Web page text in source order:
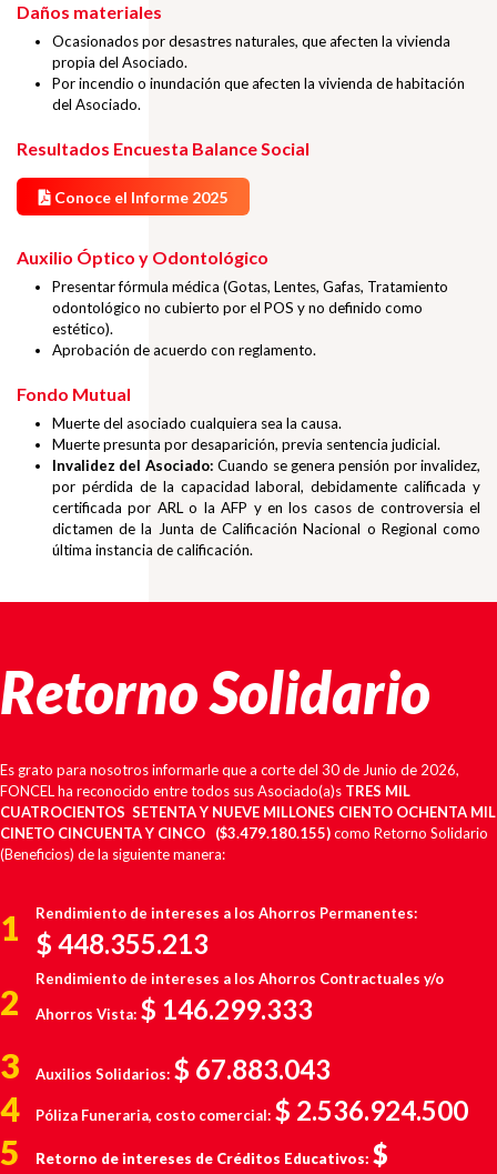
Daños materiales
Ocasionados por desastres naturales, que afecten la vivienda
propia del Asociado.
Por incendio o inundación que afecten la vivienda de habitación
del Asociado.
Resultados Encuesta Balance Social
Conoce el Informe 2025
Auxilio Óptico y Odontológico
Presentar fórmula médica (Gotas, Lentes, Gafas, Tratamiento
odontológico no cubierto por el POS y no definido como
estético).
Aprobación de acuerdo con reglamento.
Fondo Mutual
Muerte del asociado cualquiera sea la causa.
Muerte presunta por desaparición, previa sentencia judicial.
Invalidez del Asociado:Cuando se genera pensión por invalidez,
por pérdida de la capacidad laboral, debidamente calificada y
certificada por ARL o la AFP y en los casos de controversia el
dictamen de la Junta de Calificación Nacional o Regional como
última instancia de calificación.
Retorno Solidario
Es grato para nosotros informarle que a corte del 30 de Junio de 2026,
FONCEL ha reconocido entre todos sus Asociado(a)s TRES MIL
CUATROCIENTOS SETENTA Y NUEVE MILLONES CIENTO OCHENTA MIL
CINETO CINCUENTA Y CINCO ($3.479.180.155)como Retorno Solidario
(Beneficios) de la siguiente manera:
1 Rendimiento de intereses a los Ahorros Permanentes:
$ 448.355.213
2
Rendimiento de intereses a los Ahorros Contractuales y/o
Ahorros Vista: $ 146.299.333
3 Auxilios Solidarios: $ 67.883.043
4 Póliza Funeraria, costo comercial: $ 2.536.924.500
5 Retorno de intereses de Créditos Educativos: $